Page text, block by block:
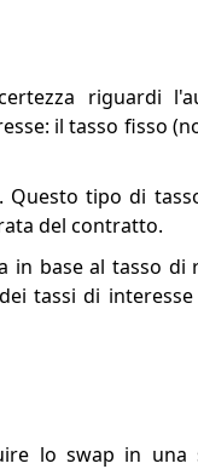
riguardi
il tasso fisso
tipo di
del contratto.
in base al tasso di
tassi di
lo swap in una